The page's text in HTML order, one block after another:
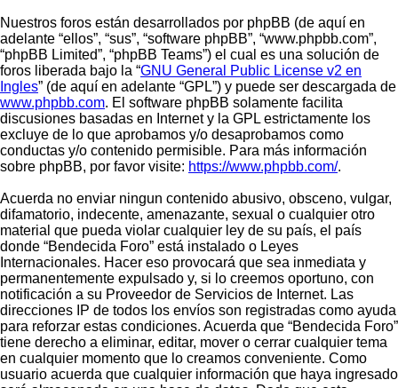
Nuestros foros están desarrollados por phpBB (de aquí en
adelante “ellos”, “sus”, “software phpBB”, “www.phpbb.com”,
“phpBB Limited”, “phpBB Teams”) el cual es una solución de
foros liberada bajo la “GNU General Public License v2 en
Ingles” (de aquí en adelante “GPL”) y puede ser descargada de
www.phpbb.com. El software phpBB solamente facilita
discusiones basadas en Internet y la GPL estrictamente los
excluye de lo que aprobamos y/o desaprobamos como
conductas y/o contenido permisible. Para más información
sobre phpBB, por favor visite: https://www.phpbb.com/.
Acuerda no enviar ningun contenido abusivo, obsceno, vulgar,
difamatorio, indecente, amenazante, sexual o cualquier otro
material que pueda violar cualquier ley de su país, el país
donde “Bendecida Foro” está instalado o Leyes
Internacionales. Hacer eso provocará que sea inmediata y
permanentemente expulsado y, si lo creemos oportuno, con
notificación a su Proveedor de Servicios de Internet. Las
direcciones IP de todos los envíos son registradas como ayuda
para reforzar estas condiciones. Acuerda que “Bendecida Foro”
tiene derecho a eliminar, editar, mover o cerrar cualquier tema
en cualquier momento que lo creamos conveniente. Como
usuario acuerda que cualquier información que haya ingresado